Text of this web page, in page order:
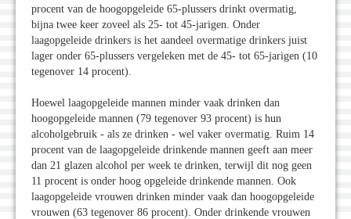
procent van de hoogopgeleide 65-plussers drinkt overmatig,
bijna twee keer zoveel als 25- tot 45-jarigen. Onder
laagopgeleide drinkers is het aandeel overmatige drinkers juist
lager onder 65-plussers vergeleken met de 45- tot 65-jarigen (10
tegenover 14 procent).
Hoewel laagopgeleide mannen minder vaak drinken dan
hoogopgeleide mannen (79 tegenover 93 procent) is hun
alcoholgebruik - als ze drinken - wel vaker overmatig. Ruim 14
procent van de laagopgeleide drinkende mannen geeft aan meer
dan 21 glazen alcohol per week te drinken, terwijl dit nog geen
11 procent is onder hoog opgeleide drinkende mannen. Ook
laagopgeleide vrouwen drinken minder vaak dan hoogopgeleide
vrouwen (63 tegenover 86 procent). Onder drinkende vrouwen